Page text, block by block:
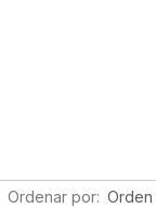
Ordenar por: